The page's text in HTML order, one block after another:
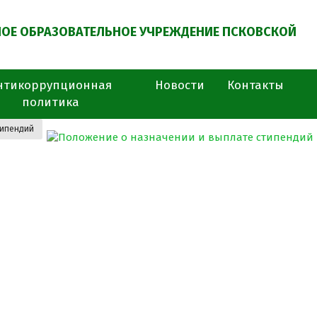
ОБРАЗОВАТЕЛЬНОЕ УЧРЕЖДЕНИЕ ПСКОВСКОЙ
политика
Новости Контакты